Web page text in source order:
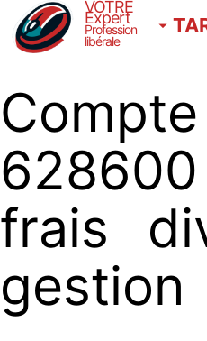
VOTRE
Expert
Profession
libérale
Compte
frais
gestion